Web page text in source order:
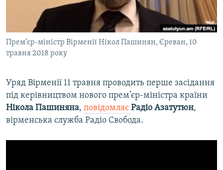
ВІДЕОУРОКИ «ELIFBE»
СВІДЧЕННЯ ОКУПАЦІЇ
УКРАЇНСЬКА ПРОБЛЕМА КРИМУ
Русский
Qırımtatar
Усі сайти RFE/RL
Прем’єр-міністр Вірменії Нікол Пашинян, Єреван, 10
травня 2018 року
Уряд Вірменії 11 травня проводить перше засідання
під керівництвом нового прем’єр-міністра країни
Нікола Пашиняна, повідомляє Радіо Азатутюн,
вірменська служба Радіо Свобода.